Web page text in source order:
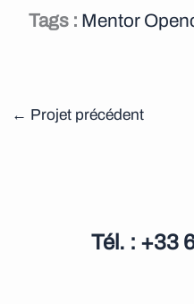
Tags : Mentor
← Projet précédent
Tél. : +33